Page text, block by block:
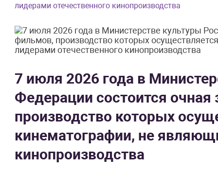
лидерами отечественного кинопроизводства
7 июля 2026 года в
Федерации состоится
производство которых
кинематографии, не
кинопроизводства